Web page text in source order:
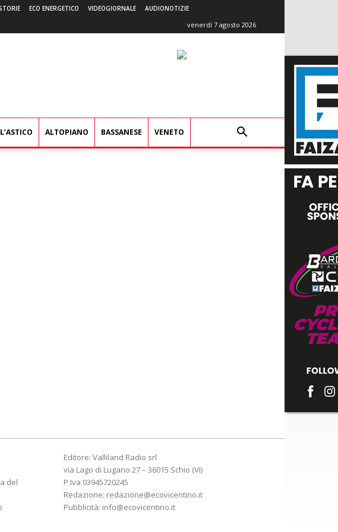
ECO ENERGETICO VIDEOGIORNALE AUDIONOTIZIE
venerdì 7 agosto 2026
ALTOPIANO BASSANESE VENETO
del
Editore: Valliland Radio srl
via Lago di Lugano 27 – 36015 Schio (VI)
P.Iva 03945720245
Redazione: redazione@ecovicentino.it
Pubblicità: info@ecovicentino.it